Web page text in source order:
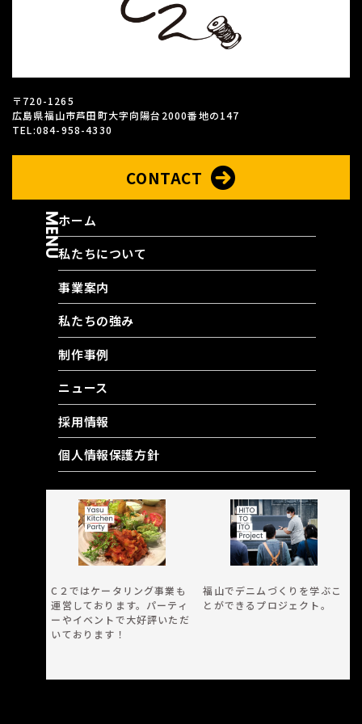
〒720-1265
広島県福山市芦田町大字向陽台2000番地の147
TEL:084-958-4330
CONTACT
MENUホーム
私たちについて
事業案内
私たちの強み
制作事例
ニュース
採用情報
個人情報保護方針
RELATED CONTENT
C２ではケータリング事業も
運営しております。パーティ
ーやイベントで大好評いただ
いております！
福山でデニムづくりを学ぶこ
とができるプロジェクト。